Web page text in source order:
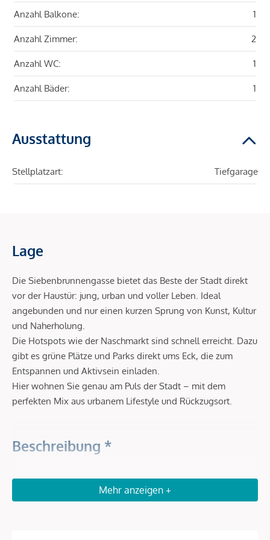
Anzahl Balkone: 1
Anzahl Zimmer: 2
Anzahl WC: 1
Anzahl Bäder: 1
Ausstattung
Stellplatzart: Tiefgarage
Lage
Die Siebenbrunnengasse bietet das Beste der Stadt direkt
vor der Haustür: jung, urban und voller Leben. Ideal
angebunden und nur einen kurzen Sprung von Kunst, Kultur
und Naherholung.
Die Hotspots wie der Naschmarkt sind schnell erreicht. Dazu
gibt es grüne Plätze und Parks direkt ums Eck, die zum
Entspannen und Aktivsein einladen.
Hier wohnen Sie genau am Puls der Stadt – mit dem
perfekten Mix aus urbanem Lifestyle und Rückzugsort.
Beschreibung *
DAS PROJEKT - BAUSTART BEREITS
OKTOBER 2025 ERFOLGT
Mehr anzeigen +